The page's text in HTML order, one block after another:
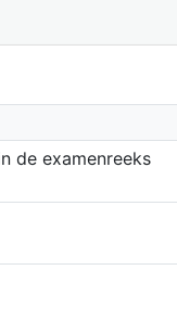
de examenreeks